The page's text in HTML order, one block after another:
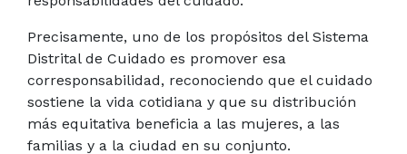
Precisamente, uno de los propósitos del Sistema
Distrital de Cuidado es promover esa
corresponsabilidad, reconociendo que el cuidado
sostiene la vida cotidiana y que su distribución
más equitativa beneficia a las mujeres, a las
familias y a la ciudad en su conjunto.